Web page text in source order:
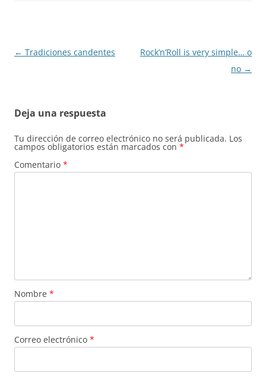
Navegación
← Tradiciones candentes
Rock’n’Roll is very simple… o
no →
Deja una respuesta
Tu dirección de correo electrónico no será publicada. Los
campos obligatorios están marcados con *
Comentario *
Nombre *
Correo electrónico *